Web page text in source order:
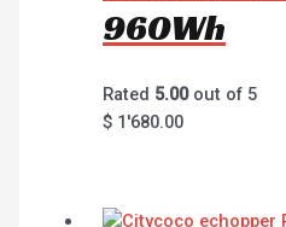
960Wh
Rated 5.00out of 5
$ 1'680.00